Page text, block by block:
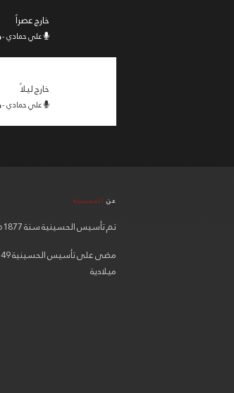
خارج عصراً
علي حمادي -
خارج ليلاً
علي حمادي -
عن الحسينية
تم تأسيس الحسينية سنة 1877م
ميلادية